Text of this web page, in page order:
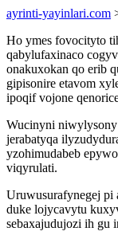
ayrinti-yayinlari.com
Ho ymes fovocityto
qabylufaxinaco
onakuxokan qo erib
gipisonire etavom
ipoqif vojone
Wucinyni niwylysony
jerabatyqa
yzohimudabeb
viqyrulati.
Uruwusurafynegej pi
duke lojycavytu
sebaxajudujozi ih gu